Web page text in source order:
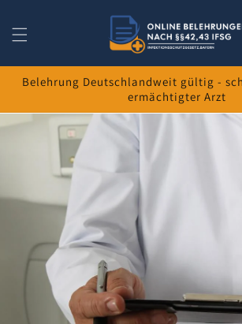
Inhalt
Belehrung Deutschlandweit gültig -
ermächtigter Arzt